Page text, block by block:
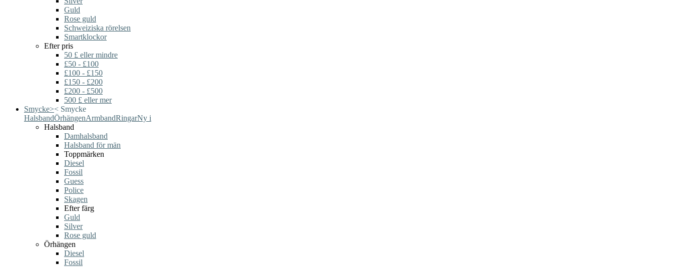
Guld
Rose guld
Schweiziska rörelsen
Smartklockor
Efter pris
50 £ eller mindre
£50 - £100
£100 - £150
£150 - £200
£200 - £500
500 £ eller mer
Smycke>< Smycke
HalsbandÖrhängenArmbandRingarNy i
Halsband
Damhalsband
Halsband för män
Toppmärken
Diesel
Fossil
Guess
Police
Skagen
Efter färg
Guld
Silver
Rose guld
Örhängen
Diesel
Fossil